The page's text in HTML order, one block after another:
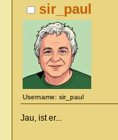
sir_paul
Username: sir_paul
Jau, ist er...